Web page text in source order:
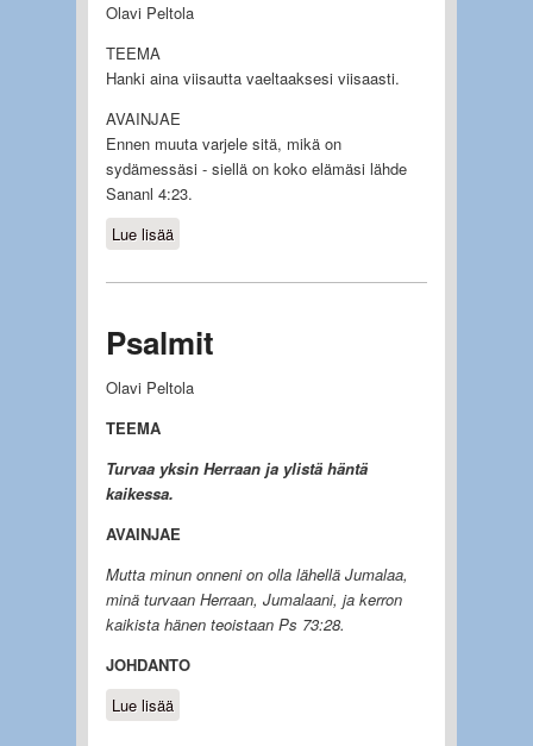
Olavi Peltola
TEEMA
Hanki aina viisautta vaeltaaksesi viisaasti.
AVAINJAE
Ennen muuta varjele sitä, mikä on
sydämessäsi - siellä on koko elämäsi lähde
Sananl 4:23.
Lue lisääabout Sananlaskut
Psalmit
Olavi Peltola
TEEMA
Turvaa yksin Herraan ja ylistä häntä
kaikessa.
AVAINJAE
Mutta minun onneni on olla lähellä Jumalaa,
minä turvaan Herraan, Jumalaani, ja kerron
kaikista hänen teoistaan Ps 73:28.
JOHDANTO
Lue lisääabout Psalmit